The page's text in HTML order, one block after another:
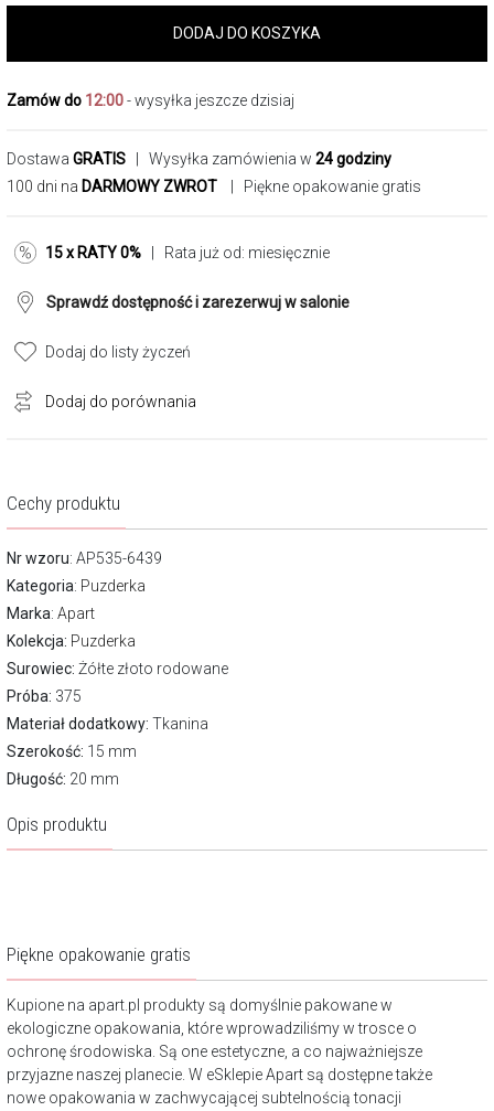
DODAJ DO KOSZYKA
Zamów do 12:00- wysyłka jeszcze dzisiaj
Dostawa GRATIS | Wysyłka zamówienia w 24 godziny
100 dni na DARMOWY ZWROT | Piękne opakowanie gratis
15 x RATY 0% | Rata już od: miesięcznie
Sprawdź dostępność i zarezerwuj w salonie
Dodaj do listy życzeń
Dodaj do porównania
Cechy produktu
Nr wzoru: AP535-6439
Kategoria: Puzderka
Marka: Apart
Kolekcja: Puzderka
Surowiec: Żółte złoto rodowane
Próba: 375
Materiał dodatkowy: Tkanina
Szerokość: 15 mm
Długość: 20 mm
Opis produktu
Piękne opakowanie gratis
Kupione na apart.pl produkty są domyślnie pakowane w
ekologiczne opakowania, które wprowadziliśmy w trosce o
ochronę środowiska. Są one estetyczne, a co najważniejsze
przyjazne naszej planecie. W eSklepie Apart są dostępne także
nowe opakowania w zachwycającej subtelnością tonacji